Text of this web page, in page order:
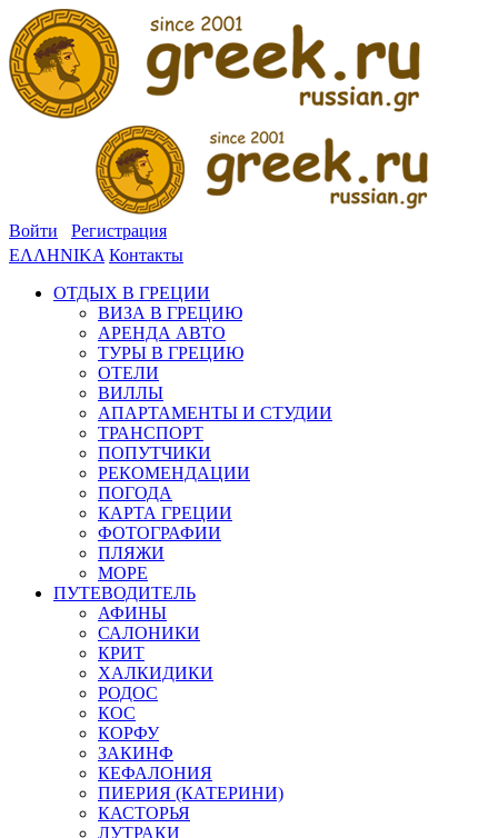
Войти
Регистрация
ΕΛΛΗΝΙΚΑ Контакты
ОТДЫХ В ГРЕЦИИ
ВИЗА В ГРЕЦИЮ
АРЕНДА АВТО
ТУРЫ В ГРЕЦИЮ
ОТЕЛИ
ВИЛЛЫ
АПАРТАМЕНТЫ И СТУДИИ
ТРАНСПОРТ
ПОПУТЧИКИ
РЕКОМЕНДАЦИИ
ПОГОДА
КАРТА ГРЕЦИИ
ФОТОГРАФИИ
ПЛЯЖИ
МОРЕ
ПУТЕВОДИТЕЛЬ
АФИНЫ
САЛОНИКИ
КРИТ
ХАЛКИДИКИ
РОДОС
КОС
КОРФУ
ЗАКИНФ
КЕФАЛОНИЯ
ПИЕРИЯ (КАТЕРИНИ)
КАСТОРЬЯ
ЛУТРАКИ